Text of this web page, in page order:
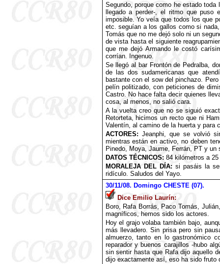
Segundo, porque como he estado
llegado a perder-, el ritmo que
imposible. Yo veía que todos los que
etc. seguían a los gallos como si
Tomás que no me dejó solo ni un
de vista hasta el siguiente
que me dejó Armando le costó
corrían. Ingenuo.
Se llegó al bar Frontón de Pedralba,
de las dos sudamericanas que
bastante con el sow del pinchazo.
pelín politizado, con peticiones de
Castro. No hace falta decir quienes
cosa, al menos, no salió cara.
A la vuelta creo que no se siguió
Retorteta, hicimos un recto que ni
Valentín, al camino de la huerta y para
ACTORES: Jeanphi, que se volvió
mientras están en activo, no deben
Pinedo, Moya, Jaume, Ferrán, PT y un
DATOS TÉCNICOS:84 kilómetros a 25
MORALEJA DEL DÍA: si pasáis la
ridículo. Saludos del Yayo.
30/11/08. Domingo CHESTE (07).
Dice Emilio Laurín:
Boro, Rafa Borrás, Paco Tomás,
magníficos, hemos sido los actores.
Hoy el grajo volaba también bajo,
más llevadero. Sin prisa pero sin
almuerzo, tanto en lo gastronómico
reparador y buenos carajillos -hubo
sin sentir hasta que Rafa dijo aquello
dijo exactamente así, eso ha sido fruto